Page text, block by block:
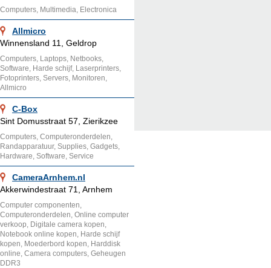
Computers, Multimedia, Electronica
Allmicro
Winnensland 11, Geldrop
Computers, Laptops, Netbooks,
Software, Harde schijf, Laserprinters,
Fotoprinters, Servers, Monitoren,
Allmicro
C-Box
Sint Domusstraat 57, Zierikzee
Computers, Computeronderdelen,
Randapparatuur, Supplies, Gadgets,
Hardware, Software, Service
CameraArnhem.nl
Akkerwindestraat 71, Arnhem
Computer componenten,
Computeronderdelen, Online computer
verkoop, Digitale camera kopen,
Notebook online kopen, Harde schijf
kopen, Moederbord kopen, Harddisk
online, Camera computers, Geheugen
DDR3